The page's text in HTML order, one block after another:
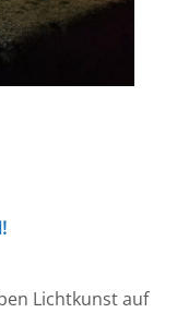
Lichtkunst auf